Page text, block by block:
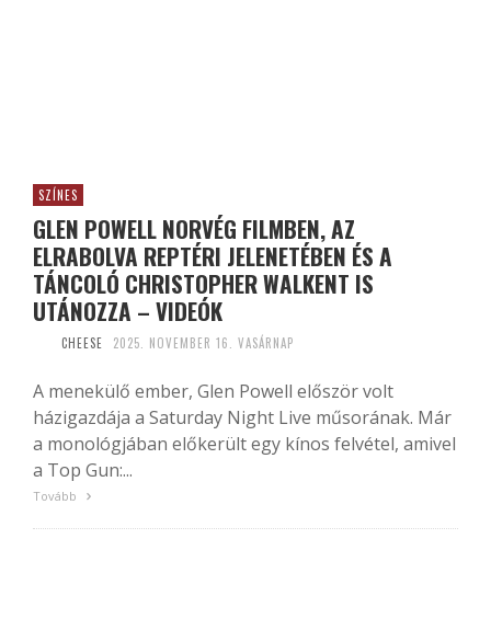
SZÍNES
GLEN POWELL NORVÉG FILMBEN, AZ
ELRABOLVA REPTÉRI JELENETÉBEN ÉS A
TÁNCOLÓ CHRISTOPHER WALKENT IS
UTÁNOZZA – VIDEÓK
CHEESE 2025. NOVEMBER 16. VASÁRNAP
A menekülő ember, Glen Powell először volt
házigazdája a Saturday Night Live műsorának. Már
a monológjában előkerült egy kínos felvétel, amivel
a Top Gun:...
Tovább